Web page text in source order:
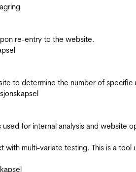
re-entry to the website.
to determine the number of specific
for internal analysis and website
with multi-variate testing. This is a